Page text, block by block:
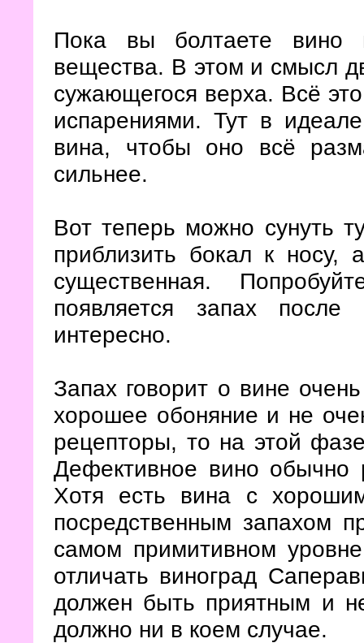
Пока вы болтаете вино
вещества. В этом и смысл
сужающегося верха. Всё
испарениями. Тут в
вина, чтобы оно всё
сильнее.
Вот теперь можно сунуть
приблизить бокал к носу,
существенная.
появляется запах
интересно.
Запах говорит о вине
хорошее обоняние и не
рецепторы, то на этой
Дефективное вино обычно
Хотя есть вина с
посредственным запахом
самом примитивном
отличать виноград
должен быть приятным и
должно ни в коем случае.